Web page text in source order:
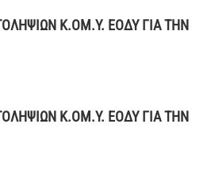
Κ.ΟΜ.Υ. ΕΟΔΥ ΓΙΑ ΤΗΝ
Κ.ΟΜ.Υ. ΕΟΔΥ ΓΙΑ ΤΗΝ